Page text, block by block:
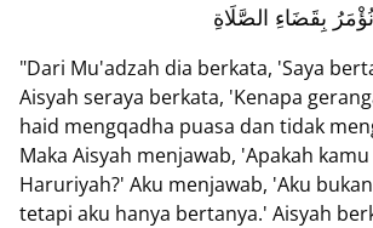
بِقَضَاءِ الصَّلَاةِ
"Dari Mu'adzah dia berkata, 'Saya
Aisyah seraya berkata, 'Kenapa
haid mengqadha puasa dan tidak
Maka Aisyah menjawab, 'Apakah
Haruriyah?' Aku menjawab, 'Aku
tetapi aku hanya bertanya.' Aisyah